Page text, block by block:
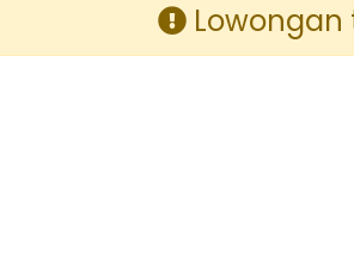
Lowongan